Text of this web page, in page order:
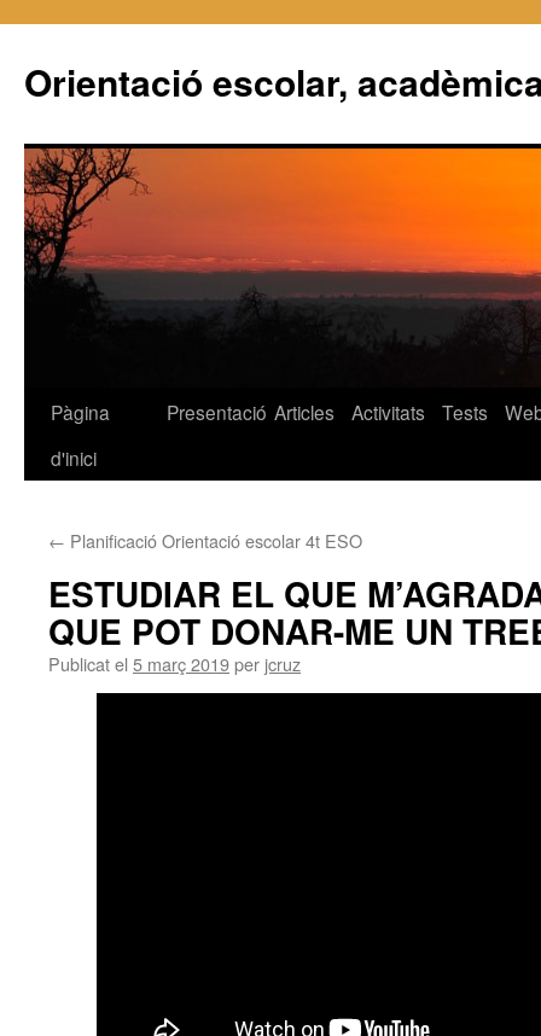
Orientació escolar,
Vés
Pàgina
d'inici
Presentació Articles Activitats Tests
← Planificació Orientació escolar 4t ESO
ESTUDIAR EL QUE
QUE POT DONAR-ME UN
Publicat el 5 març 2019per jcruz